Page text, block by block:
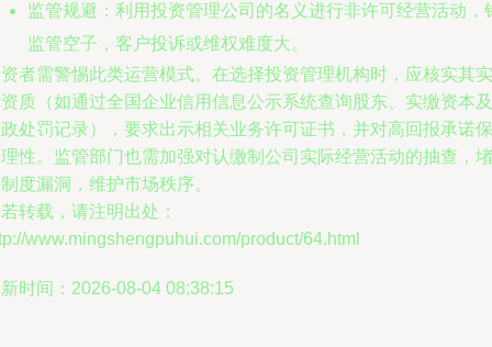
监管规避：利用投资管理公司的名义进行非许可经营活动，
监管空子，客户投诉或维权难度大。
者需警惕此类运营模式。在选择投资管理机构时，应核实其实
质（如通过全国企业信用信息公示系统查询股东、实缴资本及
处罚记录），要求出示相关业务许可证书，并对高回报承诺保
性。监管部门也需加强对认缴制公司实际经营活动的抽查，堵
度漏洞，维护市场秩序。
转载，请注明出处：
www.mingshengpuhui.com/product/64.html
时间：2026-08-04 08:38:15